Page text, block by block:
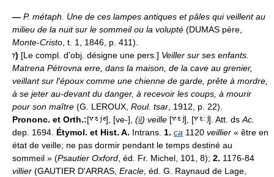
— P. métaph. Une de ces lampes antiques et pâles qui veillent au
milieu de la nuit sur le sommeil ou la volupté (DUMAS père,
Monte-Cristo, t. 1, 1846, p. 411).
) [Le compl. d'obj. désigne une pers.] Veiller sur ses enfants.
Matrena Pétrovna erre, dans la maison, de la cave au grenier,
veillant sur l'époux comme une chienne de garde, prête à mordre,
à se jeter au-devant du danger, à recevoir les coups, à mourir
pour son maître (G. LEROUX, Roul. tsar, 1912, p. 22).
Prononc. et Orth.:[ ], [ve-], (il) veille [ ], [ ]. Att. dsAc.
dep. 1694. Étymol. et Hist. A. Intrans. 1. ca 1120 veillier « être en
état de veille; ne pas dormir pendant le temps destiné au
sommeil » (Psautier Oxford, éd. Fr. Michel, 101, 8); 2. 1176-84
villier (GAUTIER D'ARRAS, Eracle, éd. G. Raynaud de Lage,